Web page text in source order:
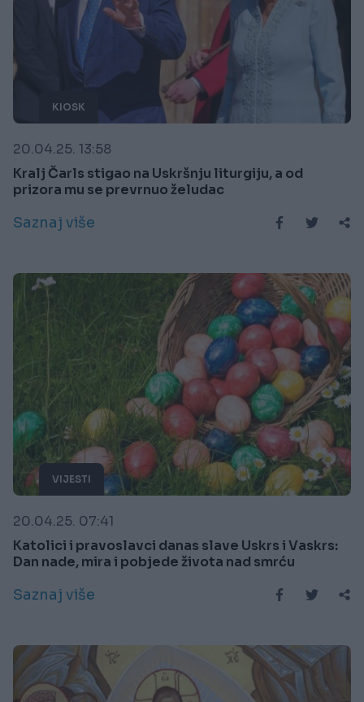
KIOSK
20.04.25. 13:58
Kralj Čarls stigao na Uskršnju liturgiju, a od
prizora mu se prevrnuo želudac
Saznaj više
VIJESTI
20.04.25. 07:41
Katolici i pravoslavci danas slave Uskrs i Vaskrs:
Dan nade, mira i pobjede života nad smrću
Saznaj više